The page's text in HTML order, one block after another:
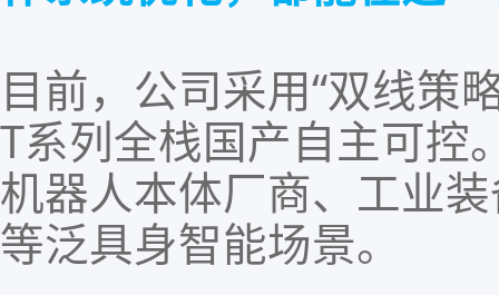
目前，公司采用“双线策
T系列全栈国产自主可控
机器人本体厂商、 工业
等泛具身智能场景。